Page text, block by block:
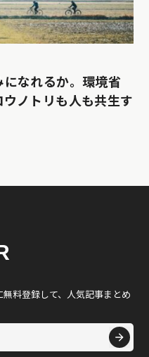
なれるか。環境省
ノトリも人も共生す
料登録して、人気記事まとめ